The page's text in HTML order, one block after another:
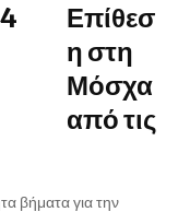
Επίθεσ
η στη
Μόσχα
από τις
βήματα για την